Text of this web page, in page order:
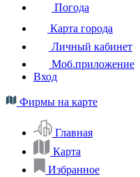
Погода
Карта города
Личный кабинет
Моб.приложение
Вход
Фирмы на карте
Главная
Карта
Избранное